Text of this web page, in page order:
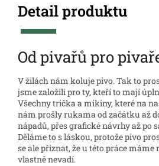
Detail produktu
Od pivařů pro
V žilách nám koluje pivo. Tak to
jsme založili pro ty, kteří to mají
Všechny trička a mikiny, které na
nám prošly rukama od začátku až
nápadů, přes grafické návrhy až po
Děláme to s láskou, protože pivo
se ale přiznat, že u této práce máme
vlastně nevadí.